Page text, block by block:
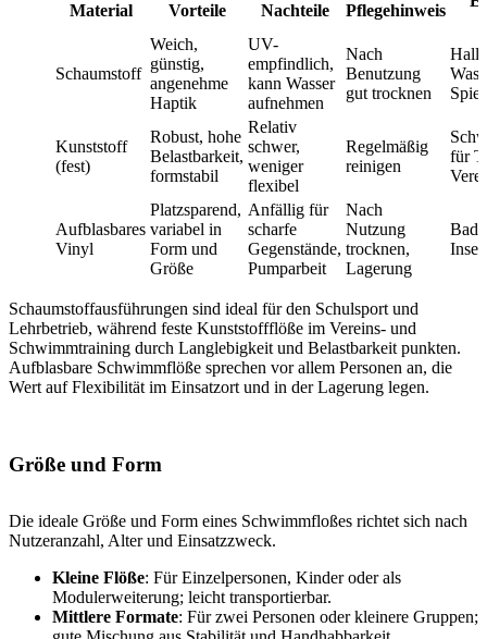
Material Vorteile Nachteile Pflegehinweis
Schaumstoff
Weich,
günstig,
angenehme
Haptik
UV-
empfindlich,
kann Wasser
aufnehmen
Nach
Benutzung
gut trocknen
Spiel
Kunststoff
(fest)
Robust, hohe
Belastbarkeit,
formstabil
Relativ
schwer,
weniger
flexibel
Regelmäßig
reinigen
für
Aufblasbares
Vinyl
Platzsparend,
variabel in
Form und
Größe
Anfällig für
scharfe
Gegenstände,
Pumparbeit
Nach
Nutzung
trocknen,
Lagerung
Schaumstoffausführungen sind ideal für den Schulsport und
Lehrbetrieb, während feste Kunststoffflöße im Vereins- und
Schwimmtraining durch Langlebigkeit und Belastbarkeit punkten.
Aufblasbare Schwimmflöße sprechen vor allem Personen an, die
Wert auf Flexibilität im Einsatzort und in der Lagerung legen.
Größe und Form
Die ideale Größe und Form eines Schwimmfloßes richtet sich nach
Nutzeranzahl, Alter und Einsatzzweck.
Kleine Flöße: Für Einzelpersonen, Kinder oder als
Modulerweiterung; leicht transportierbar.
Mittlere Formate: Für zwei Personen oder kleinere Gruppen;